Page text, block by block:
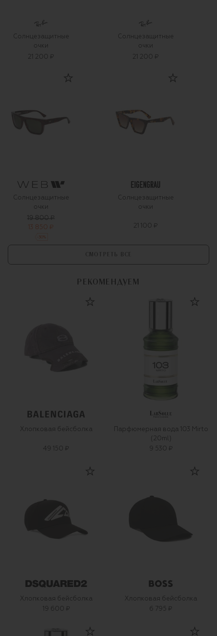
Солнцезащитные
очки
21 200 ₽
Солнцезащитные
очки
21 200 ₽
Солнцезащитные
очки
19 800 ₽
13 850 ₽
%
Солнцезащитные
очки
21 100 ₽
СМОТРЕТЬ ВСЕ
РЕКОМЕНДУЕМ
Хлопковая бейсболка
49 150 ₽
Парфюмерная вода 103 Mirto
(20ml)
9 530 ₽
Хлопковая бейсболка
19 600 ₽
Хлопковая бейсболка
6 795 ₽